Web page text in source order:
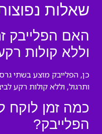
שאלות
האם הפלייבק
וללא קולות
כן, הפלייבק מוצע בשתי
ותרגול, וללא קולות רקע
כמה זמן לוקח
הפלייבק?